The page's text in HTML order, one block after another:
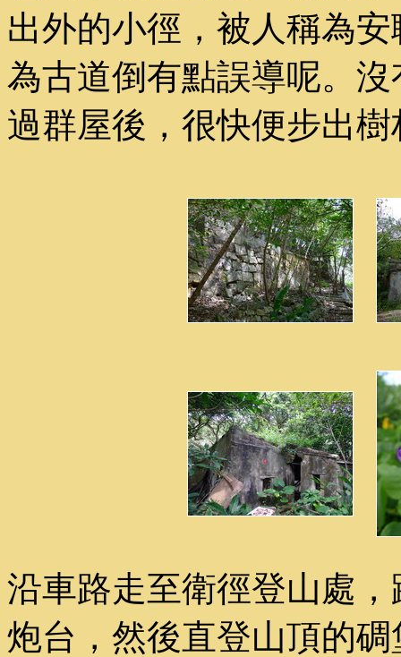
出外的小徑，被人稱為
為古道倒有點誤導呢。
過群屋後，很快便步出
沿車路走至衛徑登山處
炮台，然後直登山頂的